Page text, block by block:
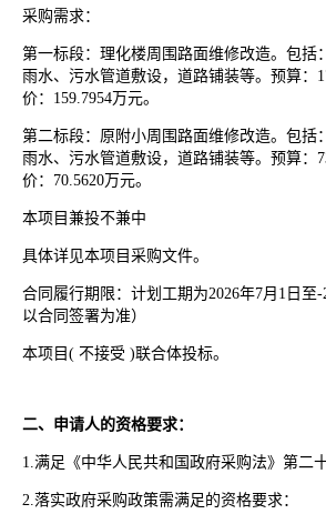
采购需求：
第一标段：理化楼周围路面维修改造。包括
雨水、污水管道敷设，道路铺装等。预算：
价：159.7954万元。
第二标段：原附小周围路面维修改造。包括
雨水、污水管道敷设，道路铺装等。预算：
价：70.5620万元。
本项目兼投不兼中
具体详见本项目采购文件。
合同履行期限：计划工期为2026年7月1日至
以合同签署为准）
本项目( 不接受 )联合体投标。
二、申请人的资格要求：
1.满足《中华人民共和国政府采购法》第二
2.落实政府采购政策需满足的资格要求：